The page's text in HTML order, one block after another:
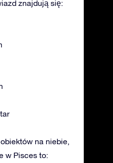
znajdują się:
na niebie,
w Pisces to: